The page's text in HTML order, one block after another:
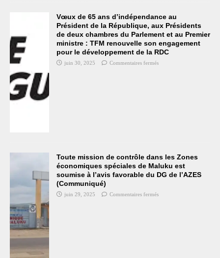
Vœux de 65 ans d’indépendance au
Président de la République, aux Présidents
de deux chambres du Parlement et au Premier
ministre : TFM renouvelle son engagement
pour le développement de la RDC
juin 30, 2025 Commentaires fermés
Toute mission de contrôle dans les Zones
économiques spéciales de Maluku est
soumise à l’avis favorable du DG de l’AZES
(Communiqué)
juin 29, 2025 Commentaires fermés